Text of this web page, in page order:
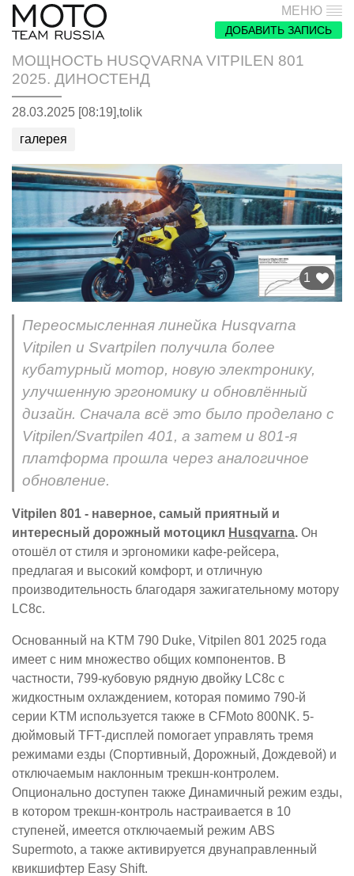
МЕНЮ
ДОБАВИТЬ ЗАПИСЬ
МОЩНОСТЬ HUSQVARNA VITPILEN 801
2025. ДИНОСТЕНД
28.03.2025 [08:19],tolik
галерея
1
Переосмысленная линейка Husqvarna
Vitpilen и Svartpilen получила более
кубатурный мотор, новую электронику,
улучшенную эргономику и обновлённый
дизайн. Сначала всё это было проделано с
Vitpilen/Svartpilen 401, а затем и 801-я
платформа прошла через аналогичное
обновление.
Vitpilen 801 - наверное, самый приятный и
интересный дорожный мотоцикл Husqvarna. Он
отошёл от стиля и эргономики кафе-рейсера,
предлагая и высокий комфорт, и отличную
производительность благодаря зажигательному мотору
LC8c.
Основанный на KTM 790 Duke, Vitpilen 801 2025 года
имеет с ним множество общих компонентов. В
частности, 799-кубовую рядную двойку LC8c с
жидкостным охлаждением, которая помимо 790-й
серии KTM используется также в CFMoto 800NK. 5-
дюймовый TFT-дисплей помогает управлять тремя
режимами езды (Спортивный, Дорожный, Дождевой) и
отключаемым наклонным трекшн-контролем.
Опционально доступен также Динамичный режим езды,
в котором трекшн-контроль настраивается в 10
ступеней, имеется отключаемый режим ABS
Supermoto, а также активируется двунаправленный
квикшифтер Easy Shift.